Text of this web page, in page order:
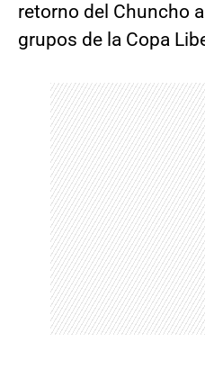
retorno del Chuncho
grupos de la Copa